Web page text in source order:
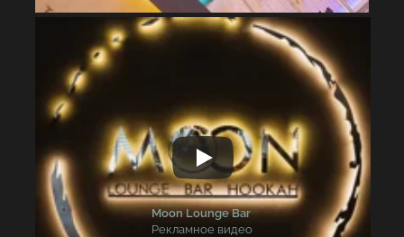
ИНТЕРЬЕРНОЕ ВИДЕО ПОРТФОЛИО ДЛЯ СЪЁМКИ
ПРОИЗВОДСТВ, КОМПАНИЙ, ОФИСОВ И ПРЕДПРИЯТИЙ
Moon Lounge Bar
Рекламное видео